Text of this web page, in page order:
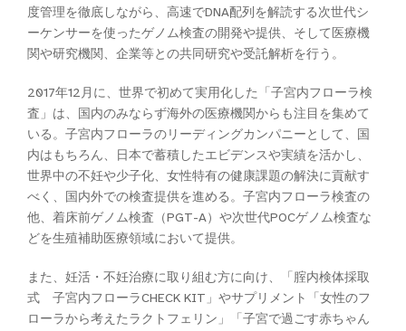
度管理を徹底しながら、高速でDNA配列を解読する次世代シ
ーケンサーを使ったゲノム検査の開発や提供、そして医療機
関や研究機関、企業等との共同研究や受託解析を行う。
2017年12月に、世界で初めて実用化した「子宮内フローラ検
査」は、国内のみならず海外の医療機関からも注目を集めて
いる。子宮内フローラのリーディングカンパニーとして、国
内はもちろん、日本で蓄積したエビデンスや実績を活かし、
世界中の不妊や少子化、女性特有の健康課題の解決に貢献す
べく、国内外での検査提供を進める。子宮内フローラ検査の
他、着床前ゲノム検査（PGT-A）や次世代POCゲノム検査な
どを生殖補助医療領域において提供。
また、妊活・不妊治療に取り組む方に向け、「腟内検体採取
式 子宮内フローラCHECK KIT」やサプリメント「女性のフ
ローラから考えたラクトフェリン」「子宮で過ごす赤ちゃん